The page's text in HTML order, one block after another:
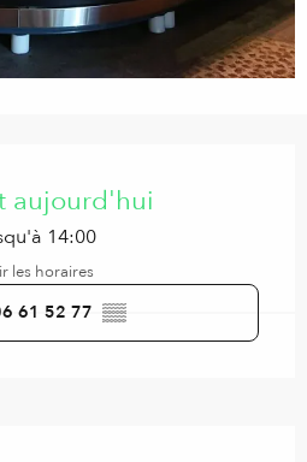
aujourd'hui
14:00
les horaires
61 52 77 ▒▒